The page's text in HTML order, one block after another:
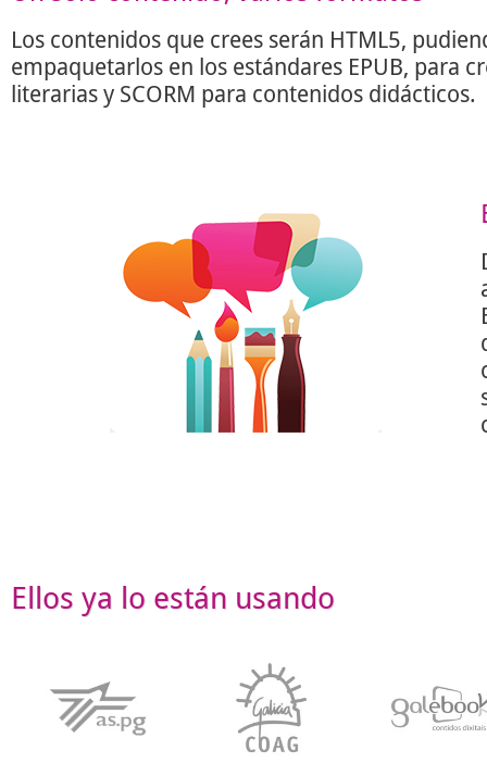
Los contenidos que crees serán HTML5,
empaquetarlos en los estándares EPUB, para
literarias y SCORM para contenidos didácticos.
Ellos ya lo están usando